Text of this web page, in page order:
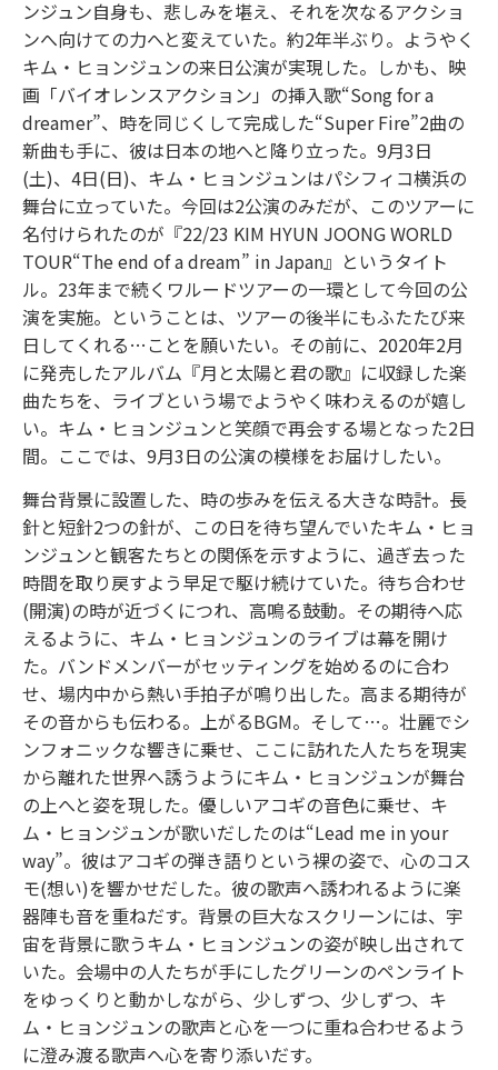
ンジュン自身も、悲しみを堪え、それを次なるアクショ
ンへ向けての力へと変えていた。約2年半ぶり。ようやく
キム・ヒョンジュンの来日公演が実現した。しかも、映
画「バイオレンスアクション」の挿⼊歌“Song for a
dreamer”、時を同じくして完成した“Super Fire”2曲の
新曲も手に、彼は日本の地へと降り立った。9月3日
(土)、4日(日)、キム・ヒョンジュンはパシフィコ横浜の
舞台に立っていた。今回は2公演のみだが、このツアーに
名付けられたのが『22/23 KIM HYUN JOONG WORLD
TOUR“The end of a dream” in Japan』というタイト
ル。23年まで続くワルードツアーの一環として今回の公
演を実施。ということは、ツアーの後半にもふたたび来
日してくれる…ことを願いたい。その前に、2020年2月
に発売したアルバム『月と太陽と君の歌』に収録した楽
曲たちを、ライブという場でようやく味わえるのが嬉し
い。キム・ヒョンジュンと笑顔で再会する場となった2日
間。ここでは、9月3日の公演の模様をお届けしたい。
舞台背景に設置した、時の歩みを伝える大きな時計。長
針と短針2つの針が、この日を待ち望んでいたキム・ヒョ
ンジュンと観客たちとの関係を示すように、過ぎ去った
時間を取り戻すよう早足で駆け続けていた。待ち合わせ
(開演)の時が近づくにつれ、高鳴る鼓動。その期待へ応
えるように、キム・ヒョンジュンのライブは幕を開け
た。バンドメンバーがセッティングを始めるのに合わ
せ、場内中から熱い手拍子が鳴り出した。高まる期待が
その音からも伝わる。上がるBGM。そして…。壮麗でシ
ンフォニックな響きに乗せ、ここに訪れた人たちを現実
から離れた世界へ誘うようにキム・ヒョンジュンが舞台
の上へと姿を現した。優しいアコギの音色に乗せ、キ
ム・ヒョンジュンが歌いだしたのは“Lead me in your
way”。彼はアコギの弾き語りという裸の姿で、心のコス
モ(想い)を響かせだした。彼の歌声へ誘われるように楽
器陣も音を重ねだす。背景の巨大なスクリーンには、宇
宙を背景に歌うキム・ヒョンジュンの姿が映し出されて
いた。会場中の人たちが手にしたグリーンのペンライト
をゆっくりと動かしながら、少しずつ、少しずつ、キ
ム・ヒョンジュンの歌声と心を一つに重ね合わせるよう
に澄み渡る歌声へ心を寄り添いだす。